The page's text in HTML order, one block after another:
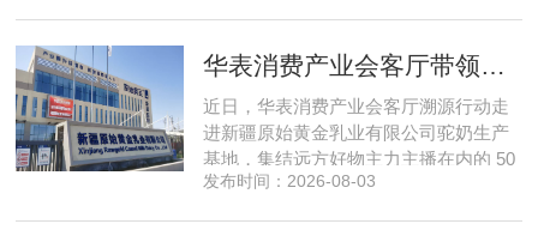
能创始人王启斌，拆解其从创立第一天
数据规模才是决定行业拐点的核心
华表消费产业会客厅带领私域直播团队走进新疆原始黄金乳业，溯源新疆好驼奶
近日，华表消费产业会客厅溯源行动走
进新疆原始黄金乳业有限公司驼奶生产
基地，集结远方好物主力主播在内的 50
位头部私域主播组团深入工厂一线实地
发布时间：2026-08-03